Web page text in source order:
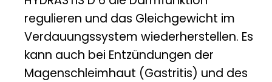
regulieren und das Gleichgewicht im
Verdauungssystem wiederherstellen. Es
kann auch bei Entzündungen der
Magenschleimhaut (Gastritis) und des